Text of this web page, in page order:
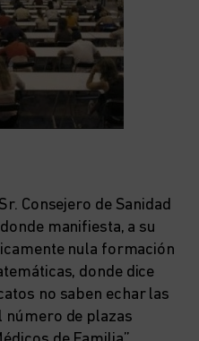
Consejero de Sanidad
manifiesta, a su
nula formación
donde dice
no saben echar las
número de plazas